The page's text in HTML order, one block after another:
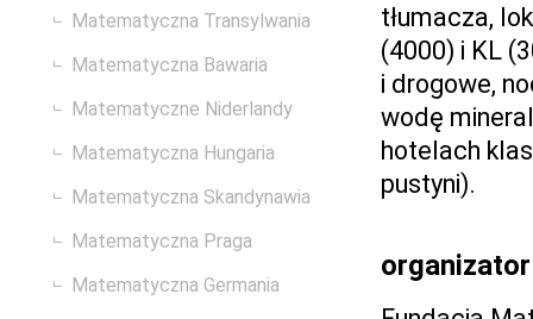
Matematyczna Transylwania
Matematyczna Bawaria
Matematyczne Niderlandy
Matematyczna Hungaria
Matematyczna Skandynawia
Matematyczna Praga
Matematyczna Germania
tłumacza,
(4000) i KL
i drogowe,
wodę
hotelach
pustyni).
organizator